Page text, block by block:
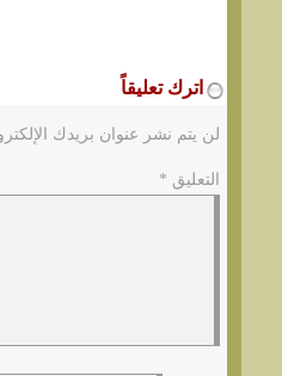
اترك تعليقاً
لن يتم نشر عنوان بريدك
التعليق *